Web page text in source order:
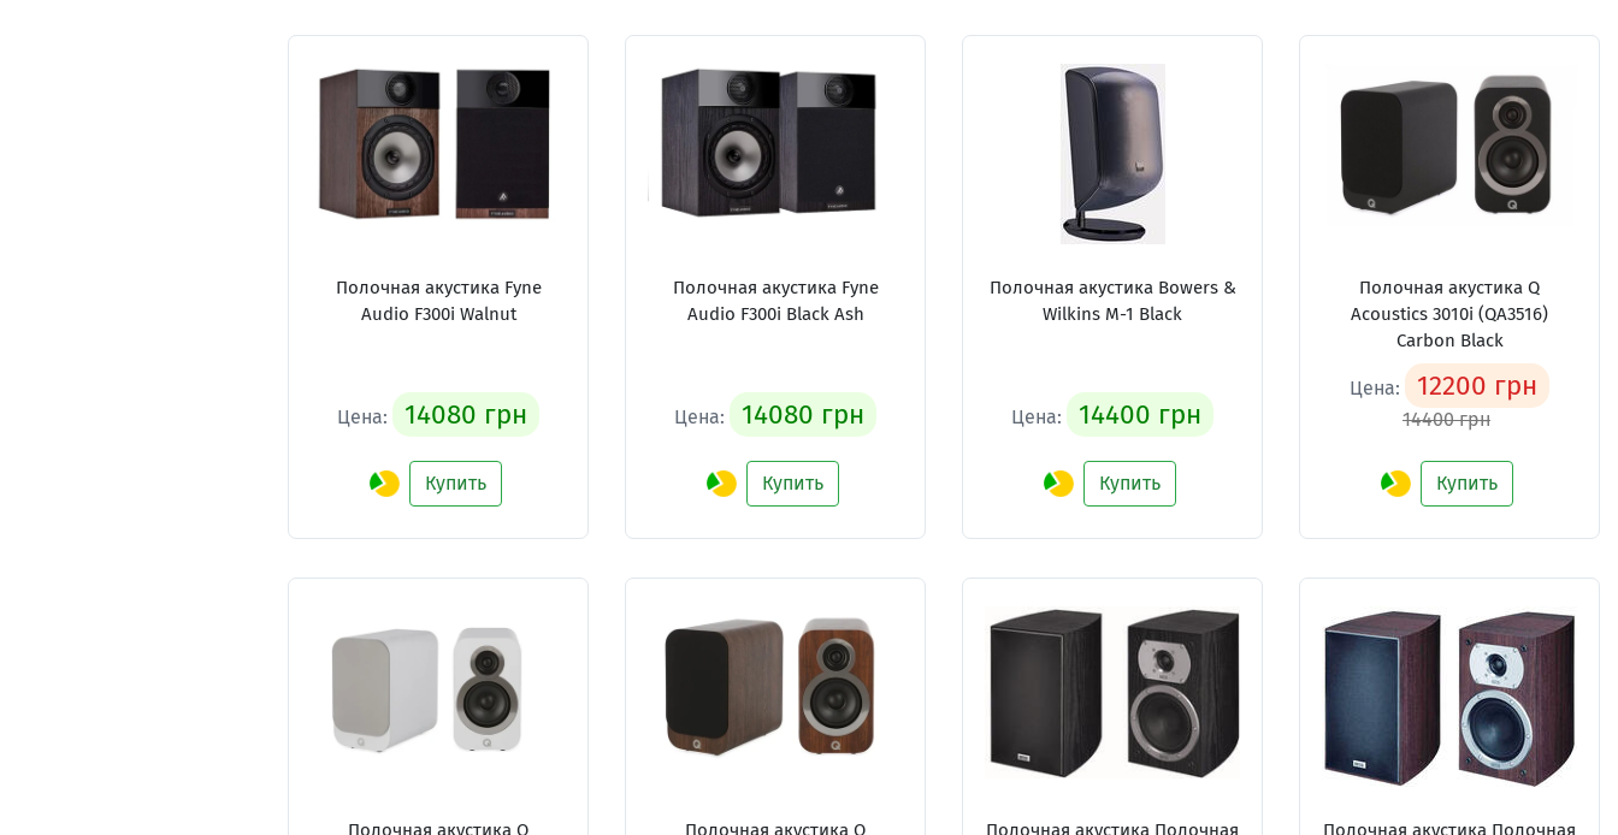
Полочная акустика Fyne
Audio F300i Walnut
Цена: 14080 грн
Купить
Полочная акустика Fyne
Audio F300i Black Ash
Цена: 14080 грн
Купить
Полочная акустика Bowers &
Wilkins M-1 Black
Цена: 14400 грн
Купить
Полочная акустика Q
Acoustics 3010i (QA3516)
Carbon Black
Цена: 12200 грн
14400 грн
Купить
Полочная акустика Q Полочная акустика Q Полочная акустика Полочная Полочная акустика Полочная